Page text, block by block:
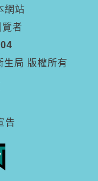
網站
者
局 版權所有
告